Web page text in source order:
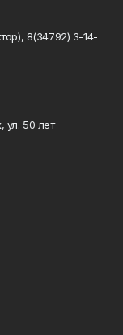
8(34792) 3-14-
ул. 50 лет